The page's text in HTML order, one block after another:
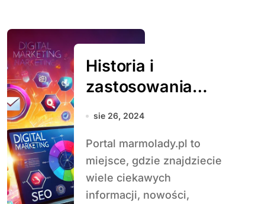
Historia i
zastosowania
marmolady w
sie 26, 2024
Portal marmolady.pl to
miejsce, gdzie znajdziecie
wiele ciekawych
informacji, nowości,